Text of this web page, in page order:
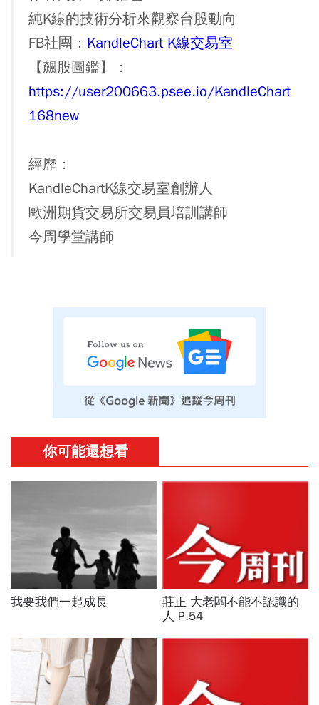
純K線的技術分析來觀察台股動向
FB社團： KandleChart K線交易室
【飆股圖鑑】：
https://user200663.psee.io/KandleChart
168new
經歷：
KandleChartK線交易室創辦人
歐洲期貨交易所交易員培訓講師
今周學堂講師